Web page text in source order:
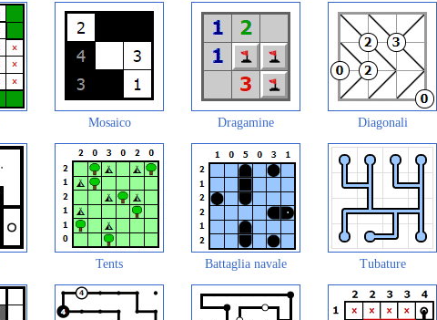
Mosaico Dragamine Diagonali
Tents Battaglia navale Tubature